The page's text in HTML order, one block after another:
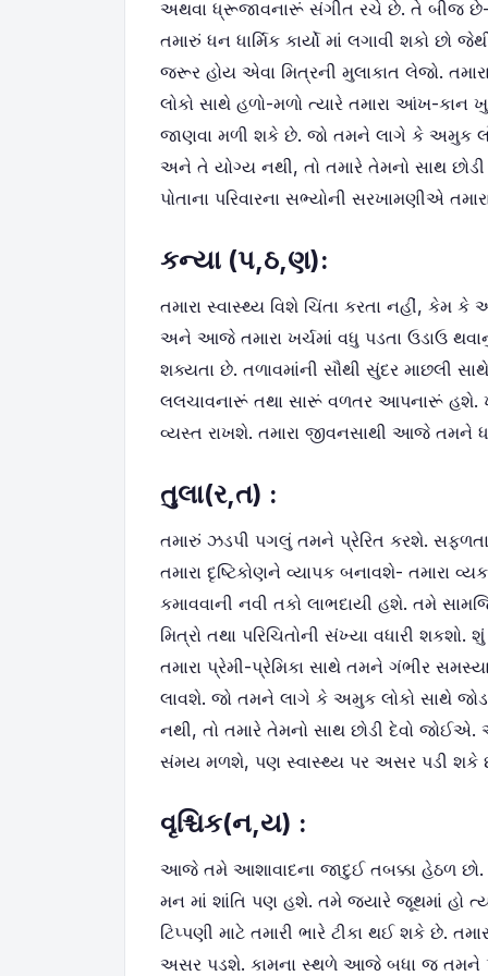
અથવા ધ્રૂજાવનારૂં સંગીત રચે છે. તે
તમારું ધન ધાર્મિક કાર્યો માં લગાવી શકો છો
જરૂર હોય એવા મિત્રની મુલાકાત લેજો.
લોકો સાથે હળો-મળો ત્યારે તમારા આંખ-કાન
જાણવા મળી શકે છે. જો તમને લાગે કે અમુક
અને તે યોગ્ય નથી, તો તમારે તેમનો સાથ
પોતાના પરિવારના સભ્યોની સરખામણીએ
કન્યા (પ,ઠ,ણ):
તમારા સ્વાસ્થ્ય વિશે ચિંતા કરતા નહીં, કેમ
અને આજે તમારા ખર્ચમાં વધુ પડતા ઉડાઉ થવાનું
શક્યતા છે. તળાવમાંની સૌથી સુંદર માછલી
લલચાવનારૂં તથા સારૂં વળતર આપનારૂં હશે.
વ્યસ્ત રાખશે. તમારા જીવનસાથી આજે તમને
તુલા(ર,ત) :
તમારું ઝડપી પગલું તમને પ્રેરિત કરશે.
તમારા દૃષ્ટિકોણને વ્યાપક બનાવશે- તમારા
કમાવવાની નવી તકો લાભદાયી હશે. તમે
મિત્રો તથા પરિચિતોની સંખ્યા વધારી
તમારા પ્રેમી-પ્રેમિકા સાથે તમને ગંભીર
લાવશે. જો તમને લાગે કે અમુક લોકો સાથે
નથી, તો તમારે તેમનો સાથ છોડી દેવો
સંમય મળશે, પણ સ્વાસ્થ્ય પર અસર પડી શકે
વૃશ્ચિક(ન,ય) :
આજે તમે આશાવાદના જાદુઈ તબક્કા હેઠળ છો.
મન માં શાંતિ પણ હશે. તમે જ્યારે જૂથમાં હો
ટિપ્પણી માટે તમારી ભારે ટીકા થઈ શકે છે.
અસર પડશે. કામના સ્થળે આજે બધા જ તમને